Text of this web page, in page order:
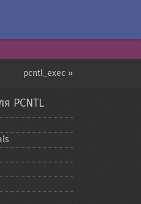
pcntl_exec »
PCNTL